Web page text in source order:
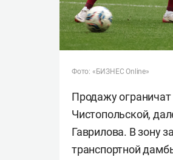
Фото: «БИЗНЕС Online»
Продажу
Чистопольской,
Гаврилова. В зону
транспортной